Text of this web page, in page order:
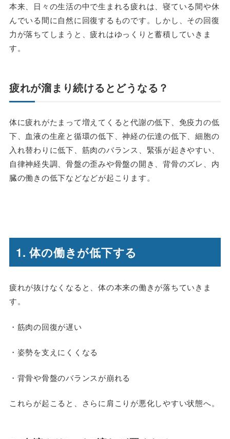
本来、日々の生活の中で生まれる疲れは、寝ている間や休
んでいる間に自然に回復するものです。しかし、その回復
力が落ちてしまうと、疲れはゆっくりと蓄積していきま
す。
疲れが溜まり続けるとどうなる？
体に疲れがたまって増えてくると代謝の低下、免疫力の低
下、血液の生産と循環の低下、神経の伝達の低下、細胞の
入れ替わりに低下、筋肉のバランス、緊張が起きやすい、
自律神経失調、骨盤の歪みや骨盤の開き、背骨のズレ、内
臓の働きの低下などなどが起こります。
1. 体の働きが低下する
疲れが抜けなくなると、体の本来の働きが落ちていきま
す。
・筋肉の回復が遅い
・姿勢を支えにくくなる
・背骨や骨盤のバランスが崩れる
これらが起こると、さらに肩こりが悪化しやすい状態へ。